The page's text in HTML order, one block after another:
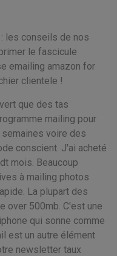
les conseils de nos
le fascicule
emailing amazon for
clientele !
que des tas
mailing pour
voire des
conscient. J'ai acheté
mois. Beaucoup
à mailing photos
La plupart des
over 500mb. C'est une
qui sonne comme
est un autre élément
newsletter taux